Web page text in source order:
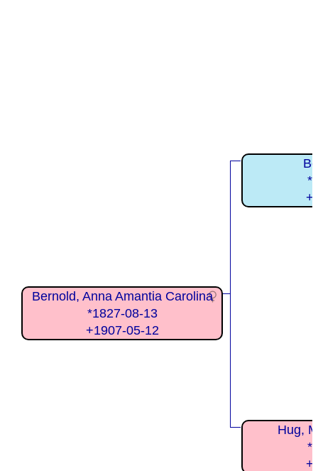
Bernold, Anna Amantia Carolina
*1827-08-13
+1907-05-12
Hug,